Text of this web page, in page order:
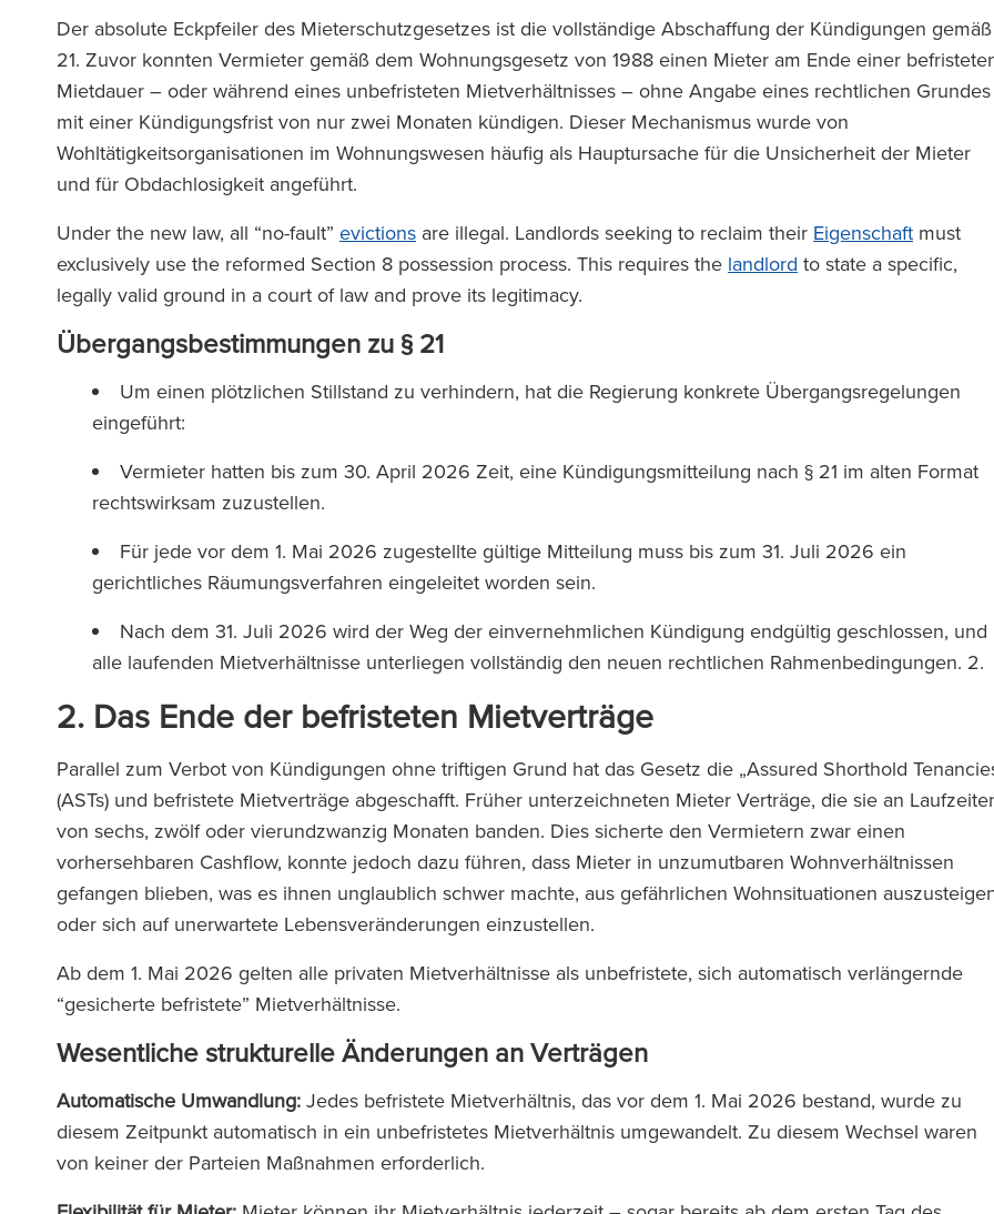
Der absolute Eckpfeiler des Mieterschutzgesetzes ist die vollständige Abschaffung der Kündigungen
21. Zuvor konnten Vermieter gemäß dem Wohnungsgesetz von 1988 einen Mieter am Ende einer
Mietdauer – oder während eines unbefristeten Mietverhältnisses – ohne Angabe eines rechtlichen Grundes
mit einer Kündigungsfrist von nur zwei Monaten kündigen. Dieser Mechanismus wurde von
Wohltätigkeitsorganisationen im Wohnungswesen häufig als Hauptursache für die Unsicherheit der Mieter
und für Obdachlosigkeit angeführt.
Under the new law, all “no-fault” evictions are illegal. Landlords seeking to reclaim their Eigenschaft must
exclusively use the reformed Section 8 possession process. This requires the landlord to state a specific,
legally valid ground in a court of law and prove its legitimacy.
Übergangsbestimmungen zu § 21
Um einen plötzlichen Stillstand zu verhindern, hat die Regierung konkrete Übergangsregelungen
eingeführt:
Vermieter hatten bis zum 30. April 2026 Zeit, eine Kündigungsmitteilung nach § 21 im alten Format
rechtswirksam zuzustellen.
Für jede vor dem 1. Mai 2026 zugestellte gültige Mitteilung muss bis zum 31. Juli 2026 ein
gerichtliches Räumungsverfahren eingeleitet worden sein.
Nach dem 31. Juli 2026 wird der Weg der einvernehmlichen Kündigung endgültig geschlossen, und
alle laufenden Mietverhältnisse unterliegen vollständig den neuen rechtlichen Rahmenbedingungen. 2.
2. Das Ende der befristeten Mietverträge
Parallel zum Verbot von Kündigungen ohne triftigen Grund hat das Gesetz die „Assured Shorthold
(ASTs) und befristete Mietverträge abgeschafft. Früher unterzeichneten Mieter Verträge, die sie an
von sechs, zwölf oder vierundzwanzig Monaten banden. Dies sicherte den Vermietern zwar einen
vorhersehbaren Cashflow, konnte jedoch dazu führen, dass Mieter in unzumutbaren Wohnverhältnissen
gefangen blieben, was es ihnen unglaublich schwer machte, aus gefährlichen Wohnsituationen
oder sich auf unerwartete Lebensveränderungen einzustellen.
Ab dem 1. Mai 2026 gelten alle privaten Mietverhältnisse als unbefristete, sich automatisch verlängernde
“gesicherte befristete” Mietverhältnisse.
Wesentliche strukturelle Änderungen an Verträgen
Automatische Umwandlung: Jedes befristete Mietverhältnis, das vor dem 1. Mai 2026 bestand, wurde zu
diesem Zeitpunkt automatisch in ein unbefristetes Mietverhältnis umgewandelt. Zu diesem Wechsel waren
von keiner der Parteien Maßnahmen erforderlich.